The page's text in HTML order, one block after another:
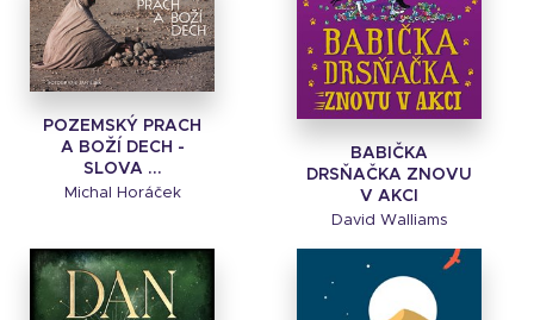
POZEMSKÝ PRACH
A BOŽÍ DECH -
SLOVA ...
Michal Horáček
BABIČKA
DRSŇAČKA ZNOVU
V AKCI
David Walliams